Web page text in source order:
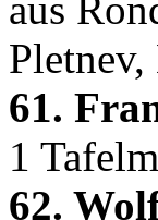
61.
1
62.